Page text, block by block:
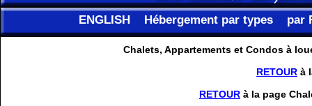
ENGLISH Hébergement par types par
Chalets, Appartements et Condos à
RETOUR à
RETOUR à la page